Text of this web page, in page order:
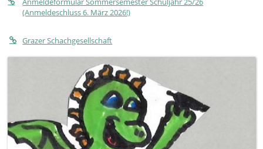
(Anmeldeschluss 6. März 2026!)
Grazer Schachgesellschaft